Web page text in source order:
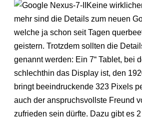
Keine
mehr sind die Details zum neuen
welche ja schon seit Tagen
geistern. Trotzdem sollten die
genannt werden: Ein 7“ Tablet, bei
schlechthin das Display ist, den
bringt beeindruckende 323 Pixels
auch der anspruchsvollste Freund
zufrieden sein dürfte. Dazu gibt es